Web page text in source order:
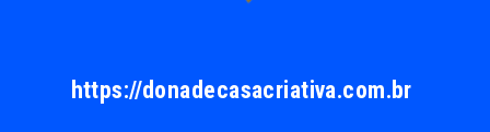
https://donadecasacriativa.com.br